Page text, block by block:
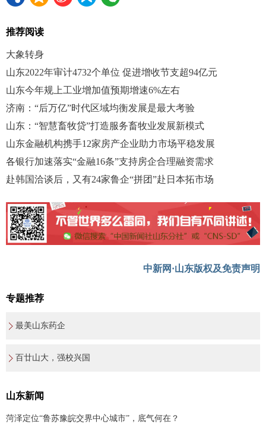
推荐阅读
大象转身
山东2022年审计4732个单位 促进增收节支超94亿元
山东今年规上工业增加值预期增速6%左右
济南：“后万亿”时代区域均衡发展是最大考验
山东：“智慧畜牧贷”打造服务畜牧业发展新模式
山东金融机构携手12家房产企业助力市场平稳发展
各银行加速落实“金融16条”支持房企合理融资需求
赴韩国洽谈后，又有24家鲁企“拼团”赴日本拓市场
中新网·山东版权及免责声明
专题推荐
最美山东药企
百廿山大，强校兴国
山东新闻
菏泽定位“鲁苏豫皖交界中心城市”，底气何在？